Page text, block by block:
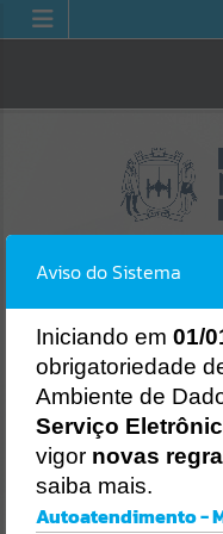
OUVIDORIA GERAL
DO MUNICÍPIO
Aviso do Sistema
Iniciando em 01/
obrigatoriedade
Ambiente de
Serviço
vigor novas
saiba mais.
Autoatendimento -
Erro
Gerenciamento do
Ocorreu um erro de script: